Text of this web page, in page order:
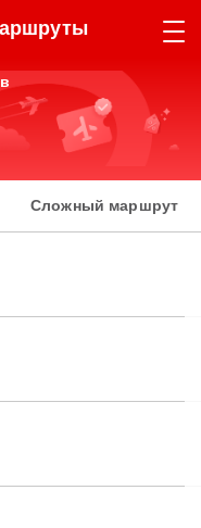
Сложный маршрут